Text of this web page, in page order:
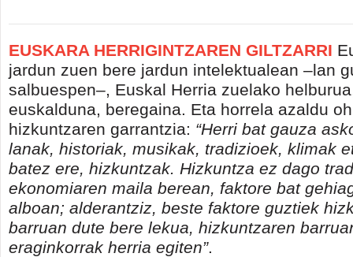
EUSKARA HERRIGINTZAREN GILTZARRI
jardun zuen bere jardun intelektualean –lan
salbuespen–, Euskal Herria zuelako
euskalduna, beregaina. Eta horrela azaldu
hizkuntzaren garrantzia: “Herri bat gauza
lanak, historiak, musikak, tradizioek, klimak
batez ere, hizkuntzak. Hizkuntza ez dago
ekonomiaren maila berean, faktore bat
alboan; alderantziz, beste faktore guztiek
barruan dute bere lekua, hizkuntzaren
eraginkorrak herria egiten”.